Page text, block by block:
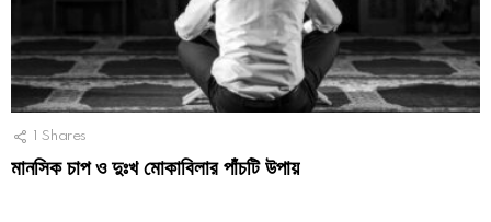
Shares
মানসিক চাপ ও দুঃখ মোকাবিলার পাঁচটি উপায়